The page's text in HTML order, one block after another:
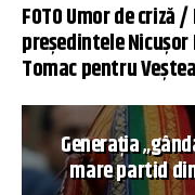
FOTO Umor de criză
președintele
Tomac pentru
Generația
mare partid